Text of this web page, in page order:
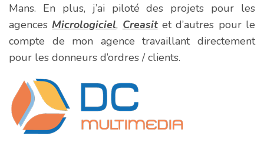
Mans. En plus, j’ai piloté des projets pour les
agences Micrologiciel, Creasitet d’autres pour le
compte de mon agence travaillant directement
pour les donneurs d’ordres / clients.